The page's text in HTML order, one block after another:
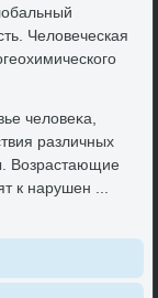
Челοвеческая
челοвеκа,
различных
Возрастающие
к нарушен ...